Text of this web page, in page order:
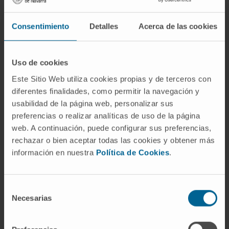
Consentimiento Detalles Acerca de las cookies
Uso de cookies
Este Sitio Web utiliza cookies propias y de terceros con
diferentes finalidades, como permitir la navegación y
usabilidad de la página web, personalizar sus
preferencias o realizar analíticas de uso de la página
web. A continuación, puede configurar sus preferencias,
rechazar o bien aceptar todas las cookies y obtener más
información en nuestra Política de Cookies.
Necesarias
trastornos del sueño. Por ejemplo, un
aumento en la actividad de ondas theta en el
EEGde un adulto despierto puede señalar
presencia de tumores cerebrales, encefalitis,
o efectos residuales de lesiones cerebrales
traumáticas.
© Clínica Universidad de Navarra 2023
La información proporcionada en este Diccionario Médico de la
ofrecer un contexto y entendimiento general sobre términos
médicos y no debe ser utilizada como fuente única para tomar